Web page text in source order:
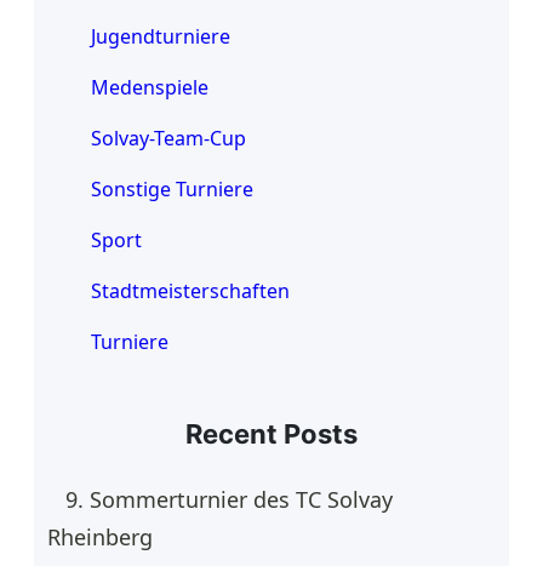
Jugendturniere
Medenspiele
Solvay-Team-Cup
Sonstige Turniere
Sport
Stadtmeisterschaften
Turniere
Recent Posts
9. Sommerturnier des TC Solvay
Rheinberg